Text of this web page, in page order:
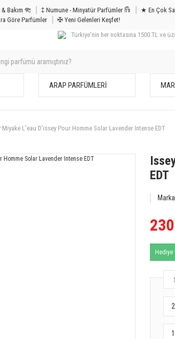
⩭ Lüks Kokulu Mum & Bakım 𐦝 ‡ Numune - Minyatür Parfümler 𐙏 ★ En Çok
Göre Parfümler ✠ Yeni Gelenleri Keşfet!
Türkiye'nin her noktasına 1500 TL ve
ARAP PARFÜMLERİ
Miyake L'eau D'issey Pour Homme Solar Lavender Intense EDT
EDT
Hediye